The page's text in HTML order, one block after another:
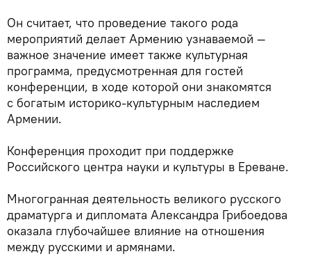
Он считает, что проведение такого рода
мероприятий делает Армению узнаваемой —
важное значение имеет также культурная
программа, предусмотренная для гостей
конференции, в ходе которой они знакомятся
с богатым историко-культурным наследием
Армении.
Конференция проходит при поддержке
Российского центра науки и культуры в Ереване.
Многогранная деятельность великого русского
драматурга и дипломата Александра Грибоедова
оказала глубочайшее влияние на отношения
между русскими и армянами.